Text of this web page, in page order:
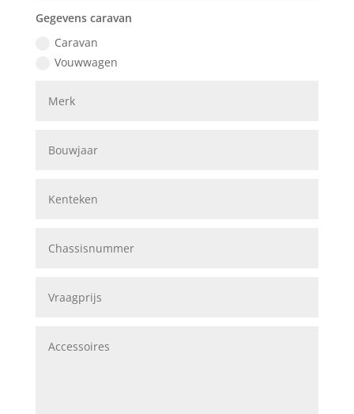
Gegevens caravan
Caravan
Vouwwagen